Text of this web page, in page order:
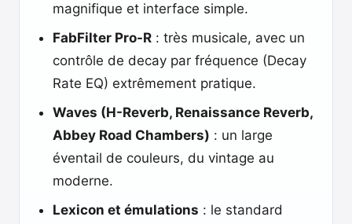
magnifique et interface simple.
FabFilter Pro-R : très musicale, avec un
contrôle de decay par fréquence (Decay
Rate EQ) extrêmement pratique.
Waves (H-Reverb, Renaissance Reverb,
Abbey Road Chambers) : un large
éventail de couleurs, du vintage au
moderne.
Lexicon et émulations : le standard